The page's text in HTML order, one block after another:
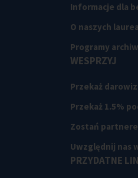
Informacje dla
O naszych
Programy
WESPRZYJ
Przekaż
Przekaż 1.5%
Zostań
Uwzględnij nas
PRZYDATNE